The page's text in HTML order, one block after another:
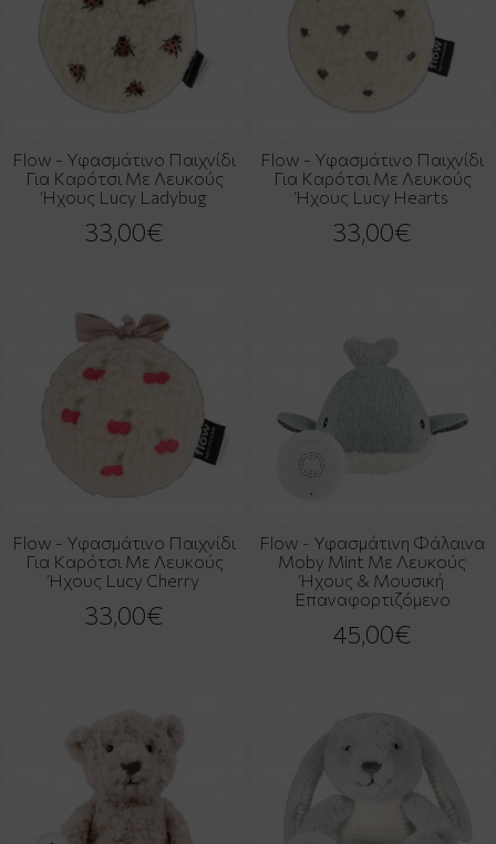
Flow - Υφασμάτινο Παιχνίδι
Για Καρότσι Με Λευκούς
Ήχους Lucy Ladybug
33,00€
Flow - Υφασμάτινο Παιχνίδι
Για Καρότσι Με Λευκούς
Ήχους Lucy Hearts
33,00€
Flow - Υφασμάτινο Παιχνίδι
Για Καρότσι Με Λευκούς
Ήχους Lucy Cherry
33,00€
Flow - Υφασμάτινη Φάλαινα
Moby Mint Με Λευκούς
Ήχους & Μουσική
Επαναφορτιζόμενο
45,00€